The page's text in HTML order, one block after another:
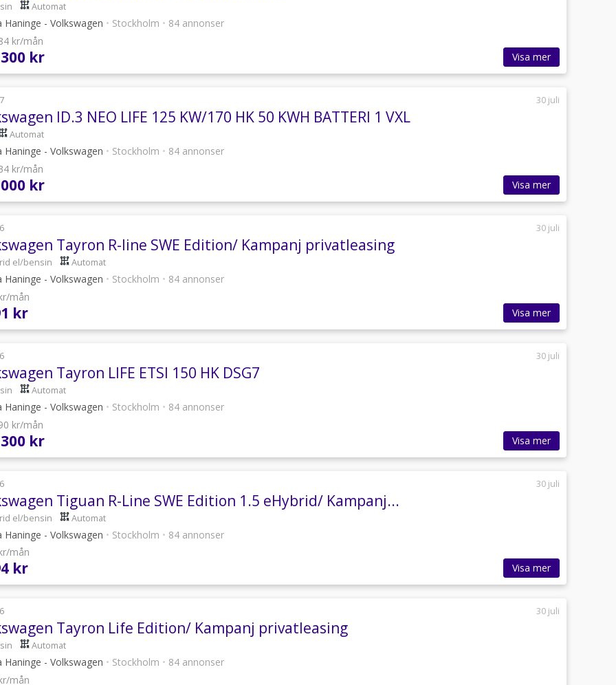
Automat
- Volkswagen • Stockholm • 84 annonser
kr/mån
kr Visa mer
30 juli
ID.3 NEO LIFE 125 KW/170 HK 50 KWH BATTERI 1 VXL
Automat
- Volkswagen • Stockholm • 84 annonser
kr/mån
kr Visa mer
30 juli
Tayron R-line SWE Edition/ Kampanj privatleasing
el/bensin Automat
- Volkswagen • Stockholm • 84 annonser
mån
kr Visa mer
30 juli
Tayron LIFE ETSI 150 HK DSG7
Automat
- Volkswagen • Stockholm • 84 annonser
kr/mån
kr Visa mer
30 juli
Tiguan R-Line SWE Edition 1.5 eHybrid/ Kampanj...
el/bensin Automat
- Volkswagen • Stockholm • 84 annonser
mån
kr Visa mer
30 juli
Tayron Life Edition/ Kampanj privatleasing
Automat
- Volkswagen • Stockholm • 84 annonser
mån